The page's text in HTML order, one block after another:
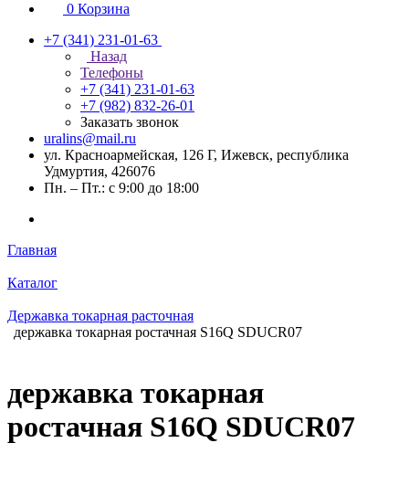
0 Корзина
+7 (341) 231-01-63
Назад
Телефоны
+7 (341) 231-01-63
+7 (982) 832-26-01
Заказать звонок
uralins@mail.ru
ул. Красноармейская, 126 Г, Ижевск, республика
Удмуртия, 426076
Пн. – Пт.: с 9:00 до 18:00
Главная
Каталог
Державка токарная расточная
державка токарная ростачная S16Q SDUCR07
державка токарная
ростачная S16Q SDUCR07